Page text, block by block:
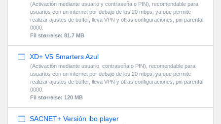
(Activación mediante usuario y contraseña o PIN), recomendable para
usuarios con un internet por debajo de los 20 mbps; ya que permite
realizar ajustes de buffer, lleva VPN y otras configuraciones, pin parental
0000.
Fil størrelse: 81.7 MB
XD+ V5 Smarters Azul
(Activación mediante usuario, contraseña o PIN), recomendable para
usuarios con un internet por debajo de los 20 mbps; ya que permite
realizar ajustes de buffer, lleva VPN y otras configuraciones, pin parental
0000.
Fil størrelse: 120 MB
SACNET+ Versión ibo player